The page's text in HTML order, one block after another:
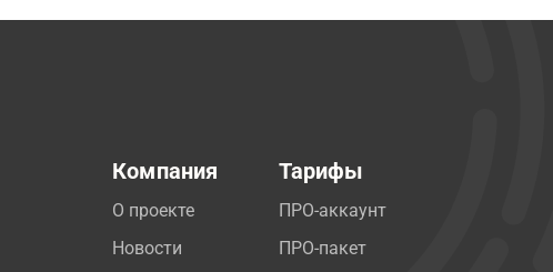
Компания
О проекте
Новости
Тарифы
ПРО-аккаунт
ПРО-пакет